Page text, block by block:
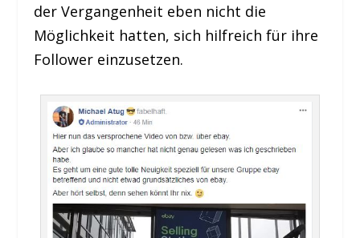
der Vergangenheit eben nicht die
Möglichkeit hatten, sich hilfreich für ihre
Follower einzusetzen.